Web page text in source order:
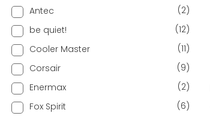
Antec
(2)
be quiet!
(12)
Cooler Master
(11)
Corsair
(9)
Enermax
(2)
Fox Spirit
(6)